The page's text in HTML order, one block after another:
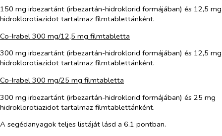
150 mg irbezartánt (irbezartán-hidroklorid formájában) és 12,5 mg
hidroklorotiazidot tartalmaz filmtablettánként.
Co-Irabel 300 mg/12,5 mg filmtabletta
300 mg irbezartánt (irbezartán-hidroklorid formájában) és 12,5 mg
hidroklorotiazidot tartalmaz filmtablettánként.
Co-Irabel 300 mg/25 mg filmtabletta
300 mg irbezartánt (irbezartán-hidroklorid formájában) és 25 mg
hidroklorotiazidot tartalmaz filmtablettánként.
A segédanyagok teljes listáját lásd a 6.1 pontban.